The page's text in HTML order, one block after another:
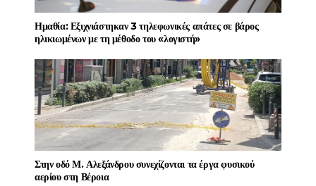
Ημαθία: Εξιχνιάστηκαν 3 τηλεφωνικές απάτες σε βάρος
ηλικιωμένων με τη μέθοδο του «λογιστή»
Στην οδό Μ. Αλεξάνδρου συνεχίζονται τα έργα φυσικού
αερίου στη Βέροια